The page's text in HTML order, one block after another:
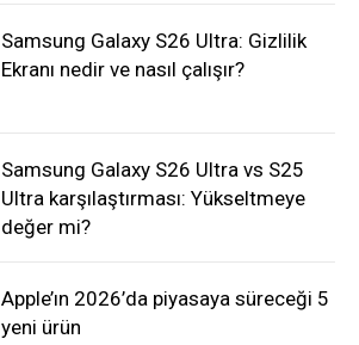
Samsung Galaxy S26 Ultra: Gizlilik
Ekranı nedir ve nasıl çalışır?
Samsung Galaxy S26 Ultra vs S25
Ultra karşılaştırması: Yükseltmeye
değer mi?
Apple’ın 2026’da piyasaya süreceği 5
yeni ürün